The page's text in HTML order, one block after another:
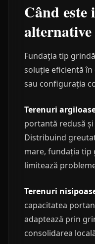
Când este
alternative
Fundația tip
soluție eficientă
sau configurația
Terenuri
portantă redusă
Distribuind
mare, fundația tip
limitează
Terenuri
capacitatea
adaptează prin
consolidarea